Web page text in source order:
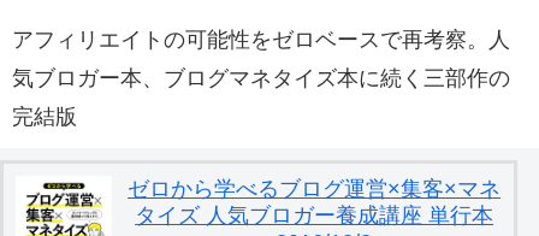
アフィリエイトの可能性をゼロベースで再考察。人
気ブロガー本、ブログマネタイズ本に続く三部作の
完結版
ゼロから学べるブログ運営×集客×マネ
タイズ 人気ブロガー養成講座 単行本